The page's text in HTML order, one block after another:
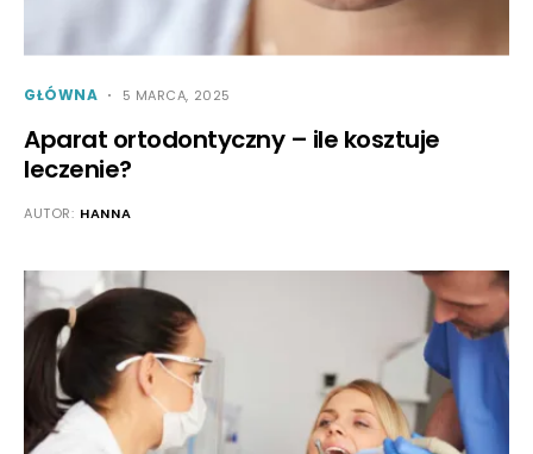
GŁÓWNA 5 MARCA, 2025
Aparat ortodontyczny – ile kosztuje
leczenie?
AUTOR: HANNA